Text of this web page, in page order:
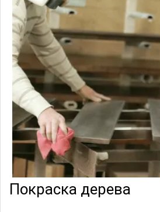
Покраска дерева